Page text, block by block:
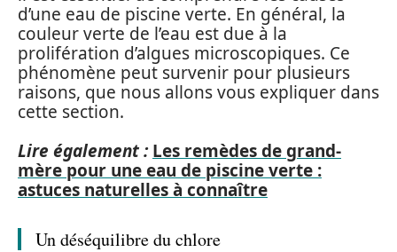
d’une eau de piscine verte. En général, la
couleur verte de l’eau est due à la
prolifération d’algues microscopiques. Ce
phénomène peut survenir pour plusieurs
raisons, que nous allons vous expliquer dans
cette section.
Lire également : Les remèdes de grand-
mère pour une eau de piscine verte :
astuces naturelles à connaître
Un déséquilibre du chlore